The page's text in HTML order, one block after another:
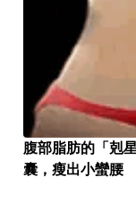
腹部脂肪的「剋
囊，瘦出小蠻腰